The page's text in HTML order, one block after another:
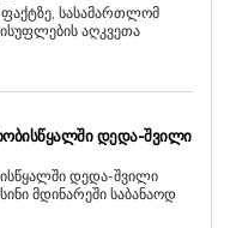
სასამართლომ
აღკვეთა
ᲓᲔᲓᲐ-ᲨᲕᲘᲚᲘ
დედა-შვილი
მდინარეში საბანაოდ